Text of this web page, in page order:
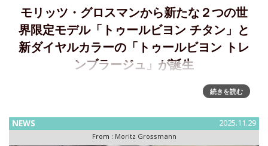
モリッツ・グロスマンから新たな２つの世
界限定モデル「トゥールビヨン チタン」と
新ダイヤルカラーの「トゥールビヨン トレ
ンブラージュ」が誕生
トゥールビヨン機構を搭載した2つの世界限定モデル～「トゥ
ールビヨン チタン」と「トゥールビヨン トレンブラージュ」
「トゥールビヨン チタン」と新しいダイヤルカラーを採用し
た「トゥール
続きを読む
NEWS 2025.11.29
From : Moritz Grossmann